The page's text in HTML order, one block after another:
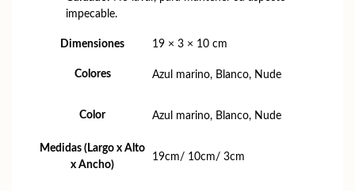
impecable.
Dimensiones 19 × 3 × 10 cm
Colores Azul marino, Blanco, Nude
Color Azul marino, Blanco, Nude
Medidas (Largo x Alto
x Ancho)
19cm/ 10cm/ 3cm